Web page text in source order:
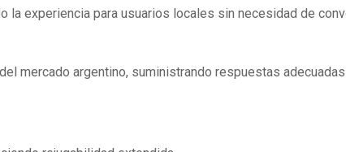
experiencia para usuarios locales sin necesidad de
mercado argentino, suministrando respuestas